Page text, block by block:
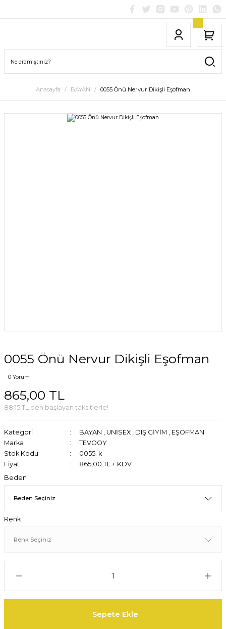
Anasayfa BAYAN 0055 Önü Nervur Dikişli Eşofman
0055 Önü Nervur Dikişli Eşofman
0 Yorum
865,00 TL
88,15 TL den başlayan taksitlerle!
Kategori BAYAN , UNİSEX , DIŞ GİYİM , EŞOFMAN
Marka
TEVOOY
Stok Kodu
0055_k
Fiyat
865,00 TL + KDV
Beden
Renk
Sepete Ekle